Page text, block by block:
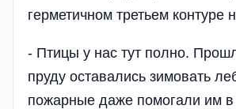
герметичном третьем контуре
- Птицы у нас тут полно.
пруду оставались зимовать
пожарные даже помогали им